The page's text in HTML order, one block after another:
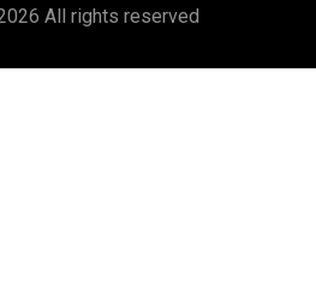
All rights reserved